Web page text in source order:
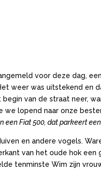
voor deze dag,
weer was uitstekend en
van de straat neer,
we lopend naar onze
een Fiat 500, dat parkeert
en andere vogels.
van het oude hok een
tenminste Wim zijn